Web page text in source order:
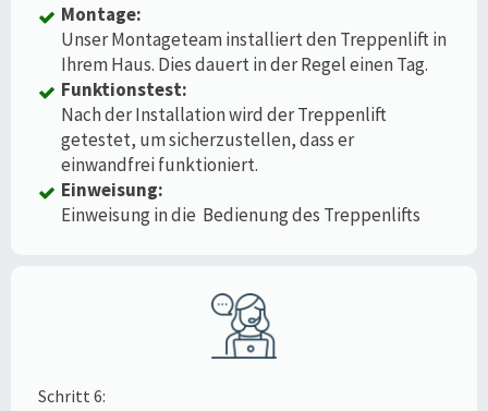
Montage:
Unser Montageteam installiert den Treppenlift in
Ihrem Haus. Dies dauert in der Regel einen Tag.
Funktionstest:
Nach der Installation wird der Treppenlift
getestet, um sicherzustellen, dass er
einwandfrei funktioniert.
Einweisung:
Einweisung in die Bedienung des Treppenlifts
Schritt 6: